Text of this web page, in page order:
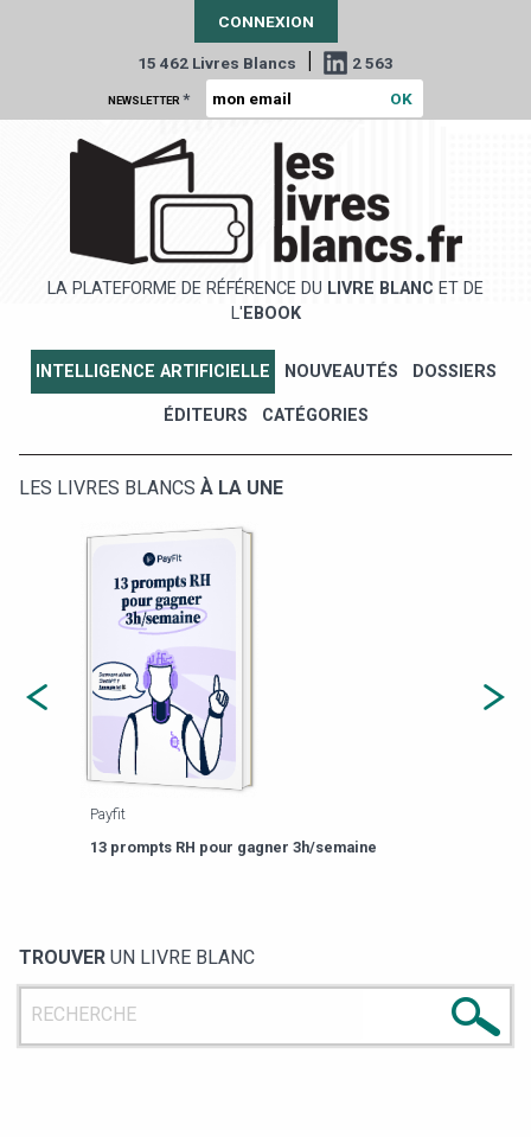
CONNEXION
15 462 Livres Blancs | 2 563
NEWSLETTER *
LA PLATEFORME DE RÉFÉRENCE DU LIVRE BLANC ET DE
L' EBOOK
INTELLIGENCE ARTIFICIELLE NOUVEAUTÉS DOSSIERS
ÉDITEURS CATÉGORIES
LES LIVRES BLANCS À LA UNE
Payfit
13 prompts RH pour gagner 3h/semaine
TROUVER UN LIVRE BLANC